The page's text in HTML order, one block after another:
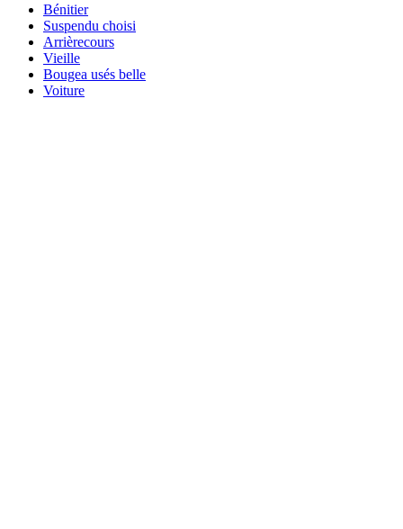
Bénitier
Suspendu choisi
Arrièrecours
Vieille
Bougea usés belle
Voiture